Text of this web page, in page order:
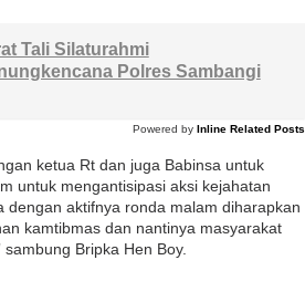
Tali Silaturahmi
Polres Sambangi
Powered by Inline Related Posts
ketua Rt dan juga Babinsa untuk
untuk mengantisipasi aksi kejahatan
aktifnya ronda malam diharapkan
kamtibmas dan nantinya masyarakat
Bripka Hen Boy.